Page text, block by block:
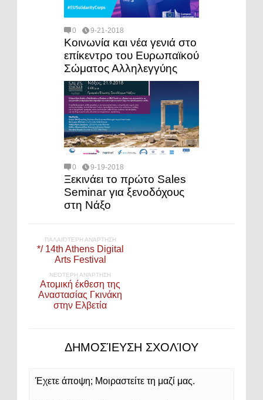
0 9-21-2018
Κοινωνία και νέα γενιά στο
επίκεντρο του Ευρωπαϊκού
Σώματος Αλληλεγγύης
0 9-19-2018
Ξεκινάει το πρώτο Sales
Seminar για ξενοδόχους
στη Νάξο
ΠΑΛΑΙΌΤΕΡΗ ΑΝΆΡΤΗΣΗ
*/ 14th Athens Digital
Arts Festival
ΝΕΌΤΕΡΗ ΑΝΆΡΤΗΣΗ
Ατομική έκθεση της
Αναστασίας Γκινάκη
στην Ελβετία
ΔΗΜΟΣΊΕΥΣΗ ΣΧΟΛΊΟΥ
Έχετε άποψη; Μοιραστείτε τη μαζί μας.